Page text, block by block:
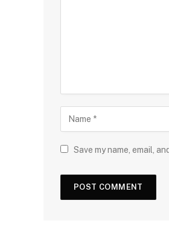
Save my name, email,